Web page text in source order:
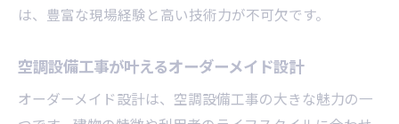
は、豊富な現場経験と高い技術力が不可欠です。
空調設備工事が叶えるオーダーメイド設計
オーダーメイド設計は、空調設備工事の大きな魅力の一